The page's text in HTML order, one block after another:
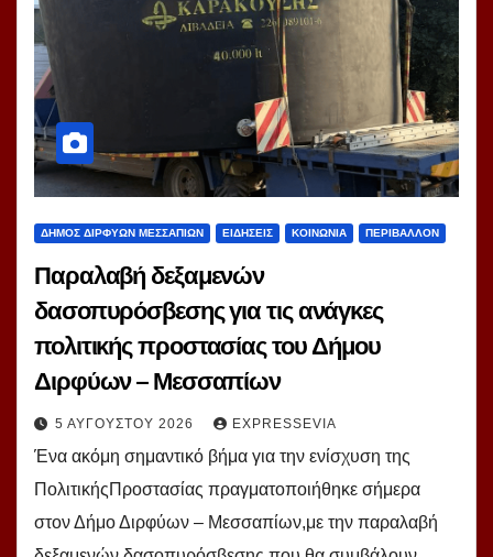
ΔΗΜΟΣ ΔΙΡΦΥΩΝ ΜΕΣΣΑΠΙΩΝ ΕΙΔΗΣΕΙΣ ΚΟΙΝΩΝΙΑ ΠΕΡΙΒΑΛΛΟΝ
Παραλαβή δεξαμενών
δασοπυρόσβεσης για τις ανάγκες
πολιτικής προστασίας του Δήμου
Διρφύων – Μεσσαπίων
5 ΑΥΓΟΎΣΤΟΥ 2026 EXPRESSEVIA
Ένα ακόμη σημαντικό βήμα για την ενίσχυση της
ΠολιτικήςΠροστασίας πραγματοποιήθηκε σήμερα
στον Δήμο Διρφύων – Μεσσαπίων,με την παραλαβή